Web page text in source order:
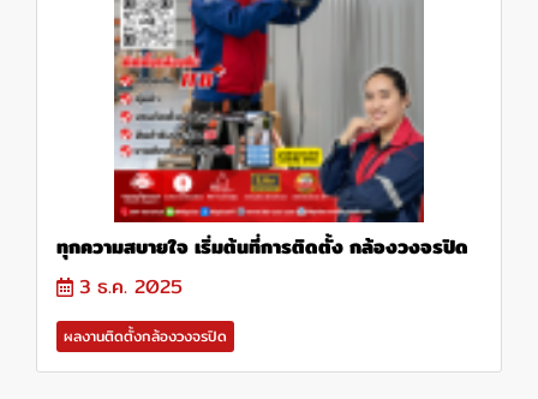
ทุกความสบายใจ เริ่มต้นที่การติดตั้ง กล้องวงจรปิด
3 ธ.ค. 2025
ผลงานติดตั้งกล้องวงจรปิด